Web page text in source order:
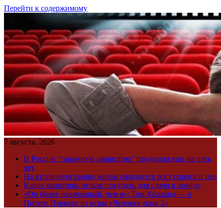
Перейти к содержимому
7 августа, 2026
В России “гаражную амнистию” продлили еще на пять
лет
На вторичном рынке жилья ожидается рост спроса и цен
Какие квартиры нельзя покупать для сдачи в аренду
«Он более накачанный, чем я»: Том Холланд — о
Питере Паркере из игры «Человек-паук 2»